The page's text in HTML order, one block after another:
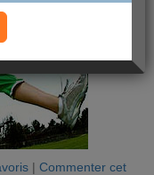
| Commenter cet